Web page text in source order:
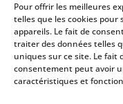
Pour offrir les meilleures
telles que les cookies
appareils. Le fait de
traiter des données telles
uniques sur ce site. Le fait
consentement peut avoir
caractéristiques et
LIENS PRATIQUES
Mentions légales
Politique de